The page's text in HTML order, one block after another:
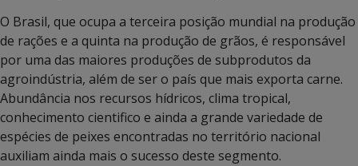
O Brasil, que ocupa a terceira posição mundial na produção
de rações e a quinta na produção de grãos, é responsável
por uma das maiores produções de subprodutos da
agroindústria, além de ser o país que mais exporta carne.
Abundância nos recursos hídricos, clima tropical,
conhecimento cientifico e ainda a grande variedade de
espécies de peixes encontradas no território nacional
auxiliam ainda mais o sucesso deste segmento.